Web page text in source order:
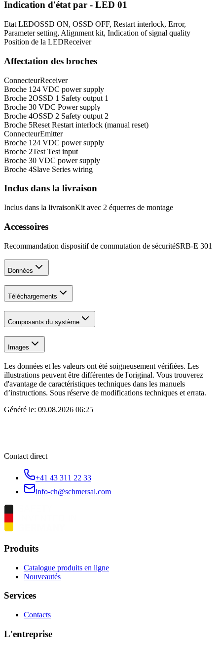
Indication d'état par - LED 01
Etat LEDOSSD ON, OSSD OFF, Restart interlock, Error,
Parameter setting, Alignment kit, Indication of signal quality
Position de la LEDReceiver
Affectation des broches
ConnecteurReceiver
Broche 1 24 VDC power supply
Broche 2OSSD 1 Safety output 1
Broche 30 VDC Power supply
Broche 4OSSD 2 Safety output 2
Broche 5Reset Restart interlock (manual reset)
ConnecteurEmitter
Broche 1 24 VDC power supply
Broche 2Test Test input
Broche 30 VDC power supply
Broche 4Slave Series wiring
Inclus dans la livraison
Inclus dans la livraisonKit avec 2 équerres de montage
Accessoires
Recommandation dispositif de commutation de sécuritéSRB-E 301
Données
Téléchargements
Composants du système
Images
Les données et les valeurs ont été soigneusement vérifiées. Les
illustrations peuvent être différentes de l'original. Vous trouverez
d'avantage de caractéristiques techniques dans les manuels
d’instructions. Sous réserve de modifications techniques et errata.
Généré le: 09.08.2026 06:25
Contact direct
+41 43 311 22 33
info-ch@schmersal.com
Produits
Catalogue produits en ligne
Nouveautés
Services
Contacts
L'entreprise